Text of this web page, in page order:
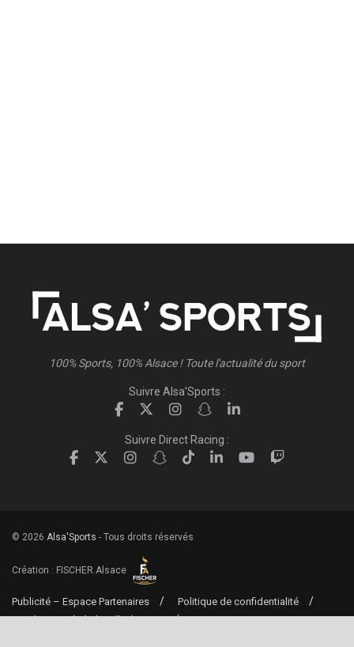
100% Sports, 100% Alsace ! Toute l'actualité du sport
Suivre Alsa'Sports :
Suivre Direct Racing :
© 2026 Alsa'Sports - Tous droits réservés
Création : FISCHER.Alsace
Publicité – Espace Partenaires
Politique de confidentialité
Conditions générales d’utilisation